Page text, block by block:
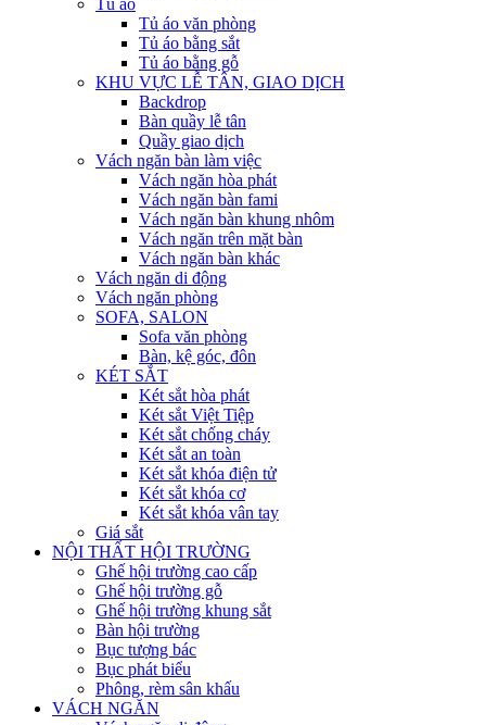
Tủ áo
Tủ áo văn phòng
Tủ áo bằng sắt
Tủ áo bằng gỗ
KHU VỰC LỄ TÂN, GIAO DỊCH
Backdrop
Bàn quầy lễ tân
Quầy giao dịch
Vách ngăn bàn làm việc
Vách ngăn hòa phát
Vách ngăn bàn fami
Vách ngăn bàn khung nhôm
Vách ngăn trên mặt bàn
Vách ngăn bàn khác
Vách ngăn di động
Vách ngăn phòng
SOFA, SALON
Sofa văn phòng
Bàn, kệ góc, đôn
KÉT SẮT
Két sắt hòa phát
Két sắt Việt Tiệp
Két sắt chống cháy
Két sắt an toàn
Két sắt khóa điện tử
Két sắt khóa cơ
Két sắt khóa vân tay
Giá sắt
NỘI THẤT HỘI TRƯỜNG
Ghế hội trường cao cấp
Ghế hội trường gỗ
Ghế hội trường khung sắt
Bàn hội trường
Bục tượng bác
Bục phát biểu
Phông, rèm sân khấu
VÁCH NGĂN